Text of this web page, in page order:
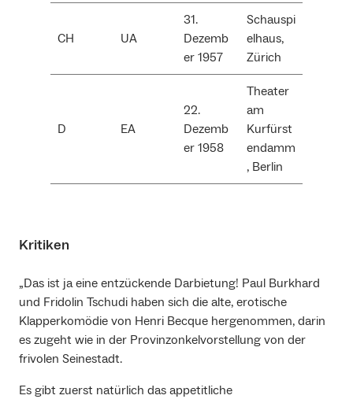
CH UA
31.
Dezemb
er 1957
Schauspi
elhaus,
Zürich
D EA
22.
Dezemb
er 1958
Theater
am
Kurfürst
endamm
, Berlin
Kritiken
„Das ist ja eine entzückende Darbietung! Paul Burkhard
und Fridolin Tschudi haben sich die alte, erotische
Klapperkomödie von Henri Becque hergenommen, darin
es zugeht wie in der Provinzonkelvorstellung von der
frivolen Seinestadt.
Es gibt zuerst natürlich das appetitliche